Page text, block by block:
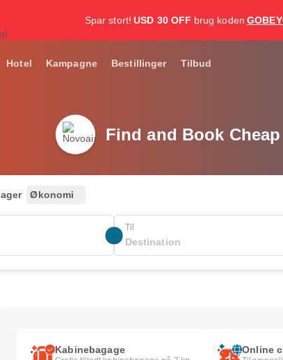
Spar stort! USD 30 OFF brug koden
Hotel Kampagne Bestillinger Tilbud
Find and Book
Økonomi
Til
Kabinebagage Online